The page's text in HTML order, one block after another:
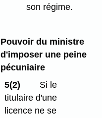
son régime.
Pouvoir du ministre
d'imposer une peine
pécuniaire
5(2)
Si le
titulaire d'une
licence ne se